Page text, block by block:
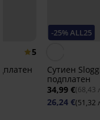
5
-25% ALL25
Сутиен
подплатен
34,99 €(68,43
26,24 €(51,32